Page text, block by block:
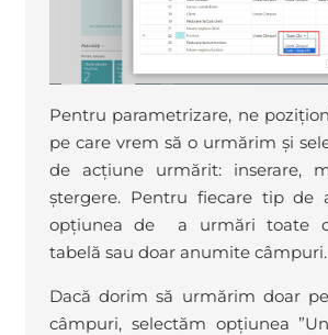
Pentru parametrizare, ne
pe care vrem să o urmărim și
de acțiune urmărit: inserare,
ștergere. Pentru fiecare tip de
opțiunea de a urmări toate
tabelă sau doar anumite câmpuri.
Dacă dorim să urmărim doar
câmpuri, selectăm opțiunea